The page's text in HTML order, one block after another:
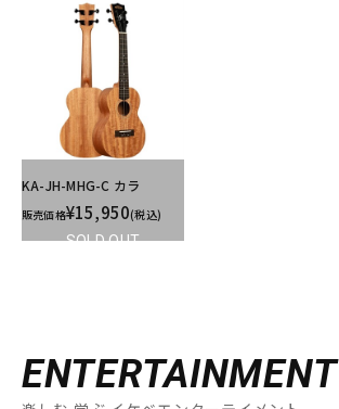
SOLD OUT
KA-JH-MHG-C カラ
販売価格¥15,950(税込)
ENTERTAINMENT